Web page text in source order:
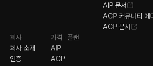
AIP 문서
ACP 커뮤니티 에
ACP 문서
회사
회사 소개
인증
가격 · 플랜
AIP
ACP